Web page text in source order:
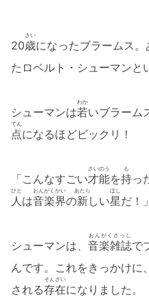
20歳
さい
になったブラームス。
たロベルト・シューマンと
シューマンは若
わか
いブラーム
点
てん
になるほどビックリ！
「こんなすごい才能
さいのう
を持
も
っ
人
ひと
は音楽界
おんがくかい
の新
あたら
しい星
ほし
だ！」
シューマンは、 音楽雑誌
おんがくざっし
で
んです。これをきっかけに
される存在
そんざい
になりました。